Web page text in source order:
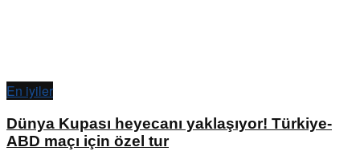
En iyiler
Dünya Kupası heyecanı yaklaşıyor! Türkiye-
ABD maçı için özel tur